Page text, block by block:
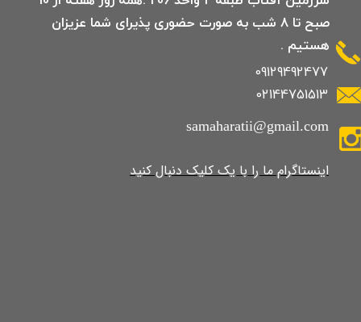
09129492477
02144751513
صبح تا 8 شب به صورت حضوری پذیرای شما عزیزان
هستیم .
samaharatii@gmail.com
​​​​​​​​​اینستاگرام ما را با یک کلیک دنبال کنید